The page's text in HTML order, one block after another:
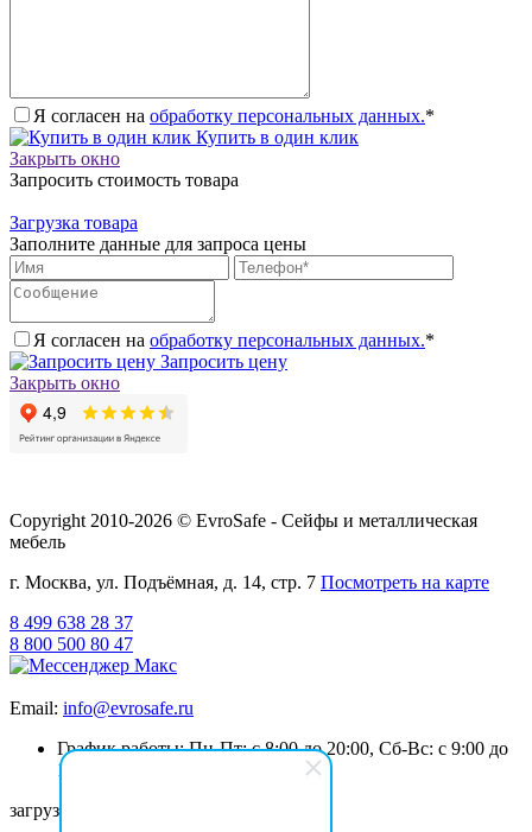
Я согласен на обработку персональных данных.*
Купить в один клик
Закрыть окно
Запросить стоимость товара
Загрузка товара
Заполните данные для запроса цены
Я согласен на обработку персональных данных.*
Запросить цену
Закрыть окно
Copyright 2010-2026 © EvroSafe - Сейфы и металлическая
мебель
г. Москва, ул. Подъёмная, д. 14, стр. 7 Посмотреть на карте
8 499 638 28 37
8 800 500 80 47
Email: info@evrosafe.ru
График работы: Пн-Пт: с 8:00 до 20:00, Сб-Вс: с 9:00 до
19:00
загрузка карты...